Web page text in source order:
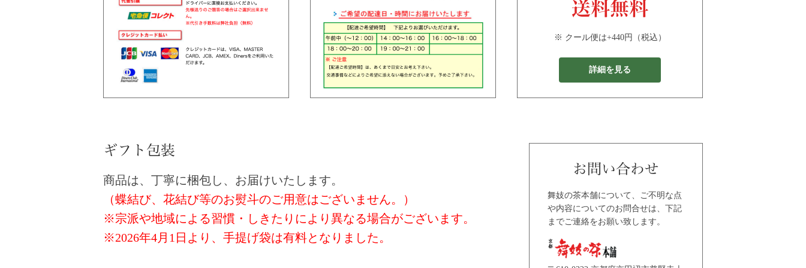
※ クール便は+440円（税込）
詳細を見る
商品は、丁寧に梱包し、お届けいたします。
（蝶結び、花結び等のお熨斗のご用意はございません。）
※宗派や地域による習慣・しきたりにより異なる場合がございます。
※2026年4月1日より、手提げ袋は有料となりました。
舞妓の茶本舗について、ご不明な点
や内容についてのお問合せは、下記
までご連絡をお願い致します。